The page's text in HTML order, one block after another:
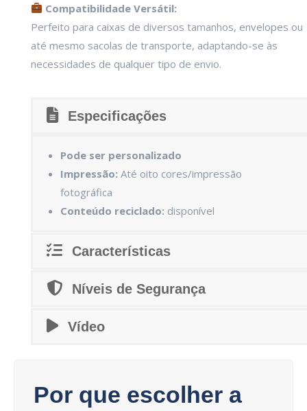
Compatibilidade Versátil:
Perfeito para caixas de diversos tamanhos, envelopes ou
até mesmo sacolas de transporte, adaptando-se às
necessidades de qualquer tipo de envio.
Especificações
Pode ser personalizado
Impressão: Até oito cores/impressão
fotográfica
Conteúdo reciclado: disponível
Características
Níveis de Segurança
Vídeo
Por que escolher a